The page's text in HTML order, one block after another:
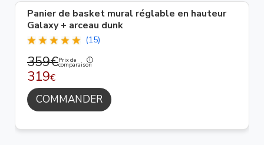
Panier de basket mural réglable en hauteur
Galaxy + arceau dunk
(15)
359€Prix de
comparaison
319€
COMMANDER